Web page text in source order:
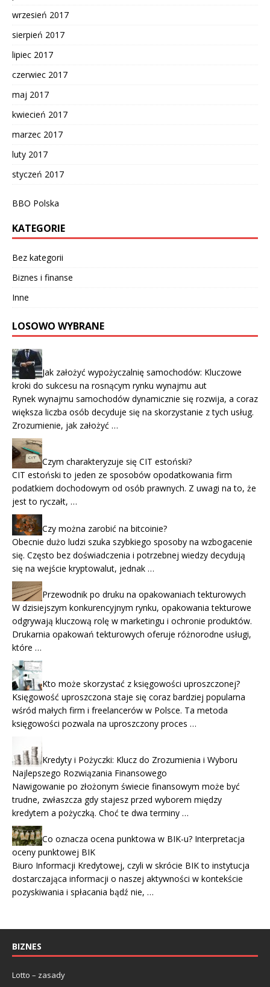
wrzesień 2017
sierpień 2017
lipiec 2017
czerwiec 2017
maj 2017
kwiecień 2017
marzec 2017
luty 2017
styczeń 2017
BBO Polska
KATEGORIE
Bez kategorii
Biznes i finanse
Inne
LOSOWO WYBRANE
Jak założyć wypożyczalnię samochodów: Kluczowe
kroki do sukcesu na rosnącym rynku wynajmu aut
Rynek wynajmu samochodów dynamicznie się rozwija, a coraz
większa liczba osób decyduje się na skorzystanie z tych usług.
Zrozumienie, jak założyć …
Czym charakteryzuje się CIT estoński?
CIT estoński to jeden ze sposobów opodatkowania firm
podatkiem dochodowym od osób prawnych. Z uwagi na to, że
jest to ryczałt, …
Czy można zarobić na bitcoinie?
Obecnie dużo ludzi szuka szybkiego sposoby na wzbogacenie
się. Często bez doświadczenia i potrzebnej wiedzy decydują
się na wejście kryptowalut, jednak …
Przewodnik po druku na opakowaniach tekturowych
W dzisiejszym konkurencyjnym rynku, opakowania tekturowe
odgrywają kluczową rolę w marketingu i ochronie produktów.
Drukarnia opakowań tekturowych oferuje różnorodne usługi,
które …
Kto może skorzystać z księgowości uproszczonej?
Księgowość uproszczona staje się coraz bardziej popularna
wśród małych firm i freelancerów w Polsce. Ta metoda
księgowości pozwala na uproszczony proces …
Kredyty i Pożyczki: Klucz do Zrozumienia i Wyboru
Najlepszego Rozwiązania Finansowego
Nawigowanie po złożonym świecie finansowym może być
trudne, zwłaszcza gdy stajesz przed wyborem między
kredytem a pożyczką. Choć te dwa terminy …
Co oznacza ocena punktowa w BIK-u? Interpretacja
oceny punktowej BIK
Biuro Informacji Kredytowej, czyli w skrócie BIK to instytucja
dostarczająca informacji o naszej aktywności w kontekście
pozyskiwania i spłacania bądź nie, …
BIZNES
Lotto – zasady